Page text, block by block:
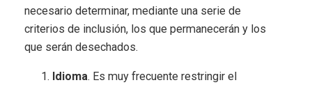
necesario determinar, mediante una serie de
criterios de inclusión, los que permanecerán y los
que serán desechados.
Idioma. Es muy frecuente restringir el